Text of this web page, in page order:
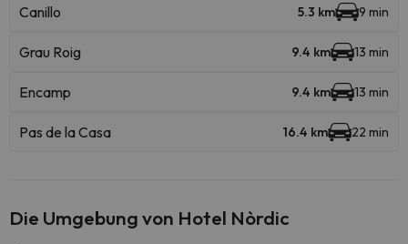
Canillo 5.3 km 9 min
Grau Roig 9.4 km 13 min
Encamp 9.4 km 13 min
Pas de la Casa 16.4 km 22 min
Die Umgebung von Hotel Nòrdic